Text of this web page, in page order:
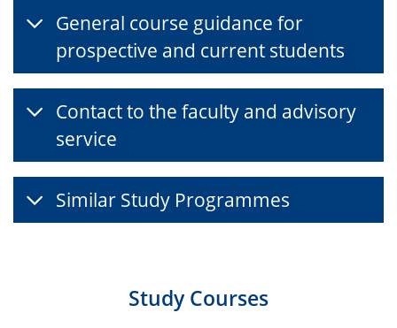
General course guidance for
prospective and current students
Contact to the faculty and advisory
service
Similar Study Programmes
Study Courses